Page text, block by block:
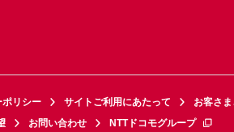
ポリシー サイトご利用にあたって お客さ
お問い合わせ NTTドコモグループ